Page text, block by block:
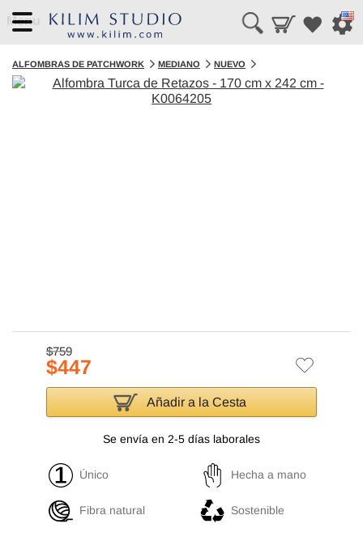
Menu
ALFOMBRAS DE PATCHWORK MEDIANO NUEVO
$759
$447
Añadir a la Cesta
Se envía en 2-5 días laborales
Único Hecha a mano
Fibra natural Sostenible